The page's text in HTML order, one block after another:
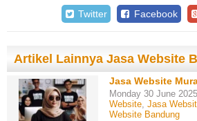
Twitter Facebook
Artikel Lainnya Jasa Website
Jasa Website
Monday 30 June 2025
Website, Jasa
Website Bandung